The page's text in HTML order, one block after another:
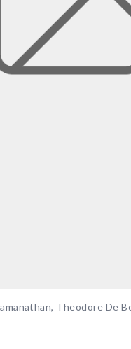
Theodore De